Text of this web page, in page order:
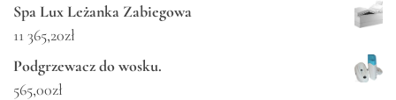
Spa Lux Leżanka Zabiegowa
11 365,20zł
Podgrzewacz do wosku.
565,00zł